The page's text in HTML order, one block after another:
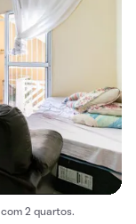
2 quartos.